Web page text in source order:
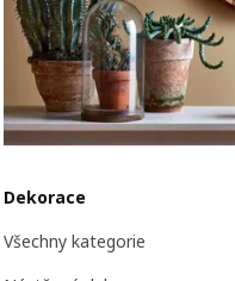
Dekorace
Všechny kategorie